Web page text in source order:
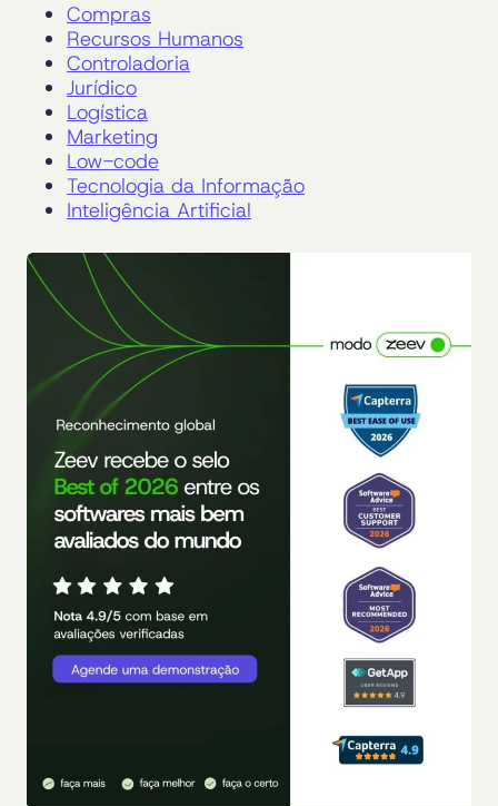
Compras
Recursos Humanos
Controladoria
Jurídico
Logística
Marketing
Low-code
Tecnologia da Informação
Inteligência Artificial